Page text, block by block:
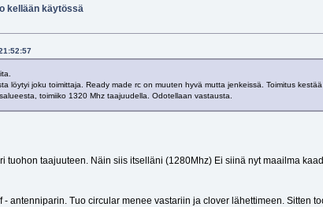
kellään käytössä
löytyi joku toimittaja. Ready made rc on muuten hyvä mutta jenkeissä. Toimitus kestää
toimiiko 1320 Mhz taajuudella. Odotellaan vastausta.
tuohon taajuuteen. Näin siis itselläni (1280Mhz) Ei siinä nyt maailma
antenniparin. Tuo circular menee vastariin ja clover lähettimeen. Sitten